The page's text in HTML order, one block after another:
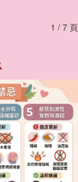
1 / 7 頁